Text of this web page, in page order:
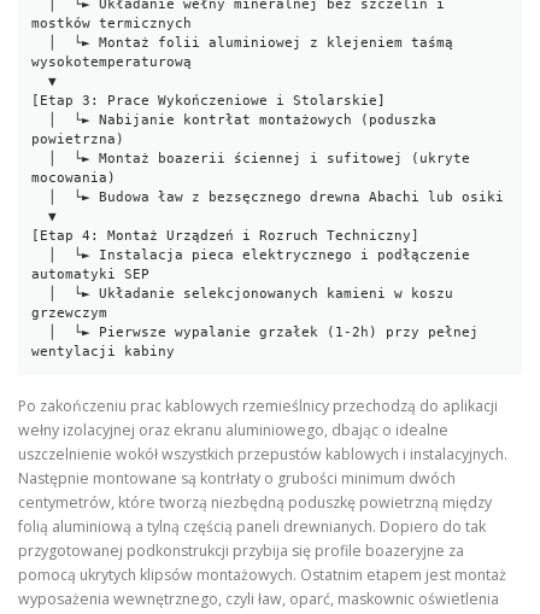
mostków termicznych
wysokotemperaturową
  ▼
[Etap 3: Prace Wykończeniowe i Stolarskie]
powietrzna)
mocowania)
  ▼
[Etap 4: Montaż Urządzeń i Rozruch Techniczny]
automatyki SEP
grzewczym
Po zakończeniu prac kablowych rzemieślnicy przechodzą do aplikacji
wełny izolacyjnej oraz ekranu aluminiowego, dbając o idealne
uszczelnienie wokół wszystkich przepustów kablowych i instalacyjnych.
Następnie montowane są kontrłaty o grubości minimum dwóch
centymetrów, które tworzą niezbędną poduszkę powietrzną między
folią aluminiową a tylną częścią paneli drewnianych. Dopiero do tak
przygotowanej podkonstrukcji przybija się profile boazeryjne za
pomocą ukrytych klipsów montażowych. Ostatnim etapem jest montaż
wyposażenia wewnętrznego, czyli ław, oparć, maskownic oświetlenia